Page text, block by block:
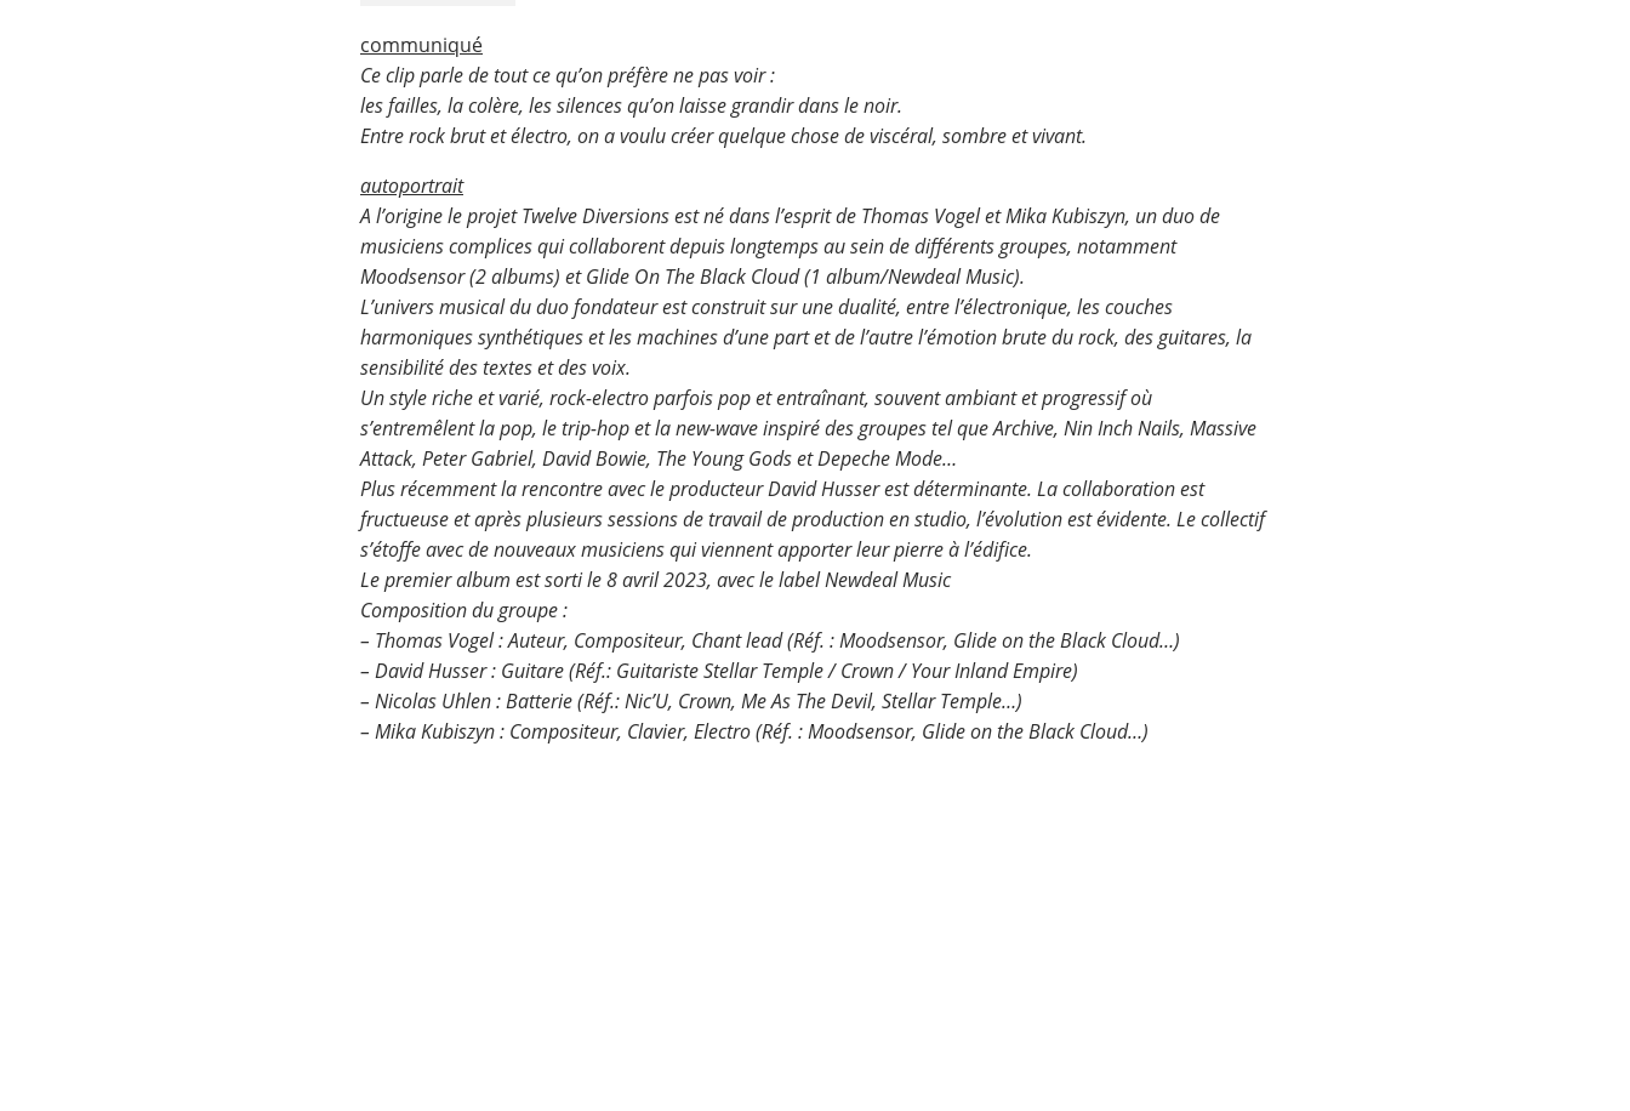
communiqué
Ce clip parle de tout ce qu’on préfère ne pas voir :
les failles, la colère, les silences qu’on laisse grandir dans le noir.
Entre rock brut et électro, on a voulu créer quelque chose de viscéral, sombre et vivant.
autoportrait
A l’origine le projet Twelve Diversions est né dans l’esprit de Thomas Vogel et Mika Kubiszyn, un duo de
musiciens complices qui collaborent depuis longtemps au sein de différents groupes, notamment
Moodsensor (2 albums) et Glide On The Black Cloud (1 album/Newdeal Music).
L’univers musical du duo fondateur est construit sur une dualité, entre l’électronique, les couches
harmoniques synthétiques et les machines d’une part et de l’autre l’émotion brute du rock, des guitares, la
sensibilité des textes et des voix.
Un style riche et varié, rock-electro parfois pop et entraînant, souvent ambiant et progressif où
s’entremêlent la pop, le trip-hop et la new-wave inspiré des groupes tel que Archive, Nin Inch Nails, Massive
Attack, Peter Gabriel, David Bowie, The Young Gods et Depeche Mode…
Plus récemment la rencontre avec le producteur David Husser est déterminante. La collaboration est
fructueuse et après plusieurs sessions de travail de production en studio, l’évolution est évidente. Le collectif
s’étoffe avec de nouveaux musiciens qui viennent apporter leur pierre à l’édifice.
Le premier album est sorti le 8 avril 2023, avec le label Newdeal Music
Composition du groupe :
– Thomas Vogel : Auteur, Compositeur, Chant lead (Réf. : Moodsensor, Glide on the Black Cloud…)
– David Husser : Guitare (Réf.: Guitariste Stellar Temple / Crown / Your Inland Empire)
– Nicolas Uhlen : Batterie (Réf.: Nic’U, Crown, Me As The Devil, Stellar Temple…)
– Mika Kubiszyn : Compositeur, Clavier, Electro (Réf. : Moodsensor, Glide on the Black Cloud…)